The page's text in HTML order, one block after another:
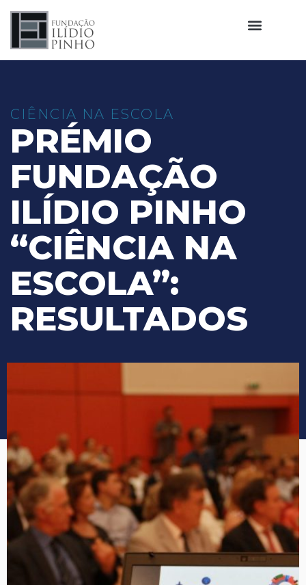
CIÊNCIA NA ESCOLA
PRÉMIO
FUNDAÇÃO
ILÍDIO PINHO
“CIÊNCIA NA
ESCOLA”:
RESULTADOS